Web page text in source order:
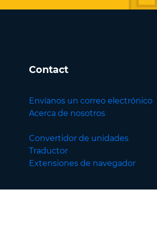
Contact
Envíanos un correo electrónico
Acerca de nosotros
Convertidor de unidades
Traductor
Extensiones de navegador